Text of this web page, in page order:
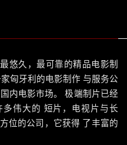
悠久，最可靠的精品电影制
匈牙利的电影制作 与服务公
内电影市场。 极端制片已经
伟大的 短片，电视片与长
位的公司，它获得 了丰富的